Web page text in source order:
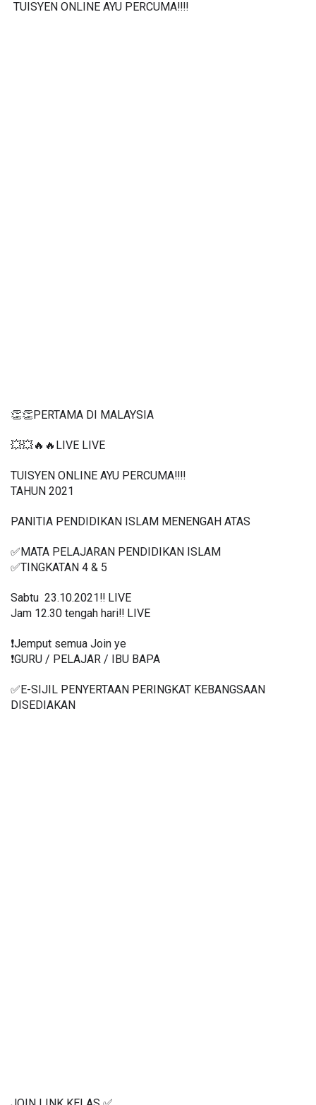
TUISYEN ONLINE AYU PERCUMA‼️‼️
👏👏PERTAMA DI MALAYSIA
💥💥🔥🔥LIVE LIVE
TUISYEN ONLINE AYU PERCUMA‼️‼️
TAHUN 2021
PANITIA PENDIDIKAN ISLAM MENENGAH ATAS
✅MATA PELAJARAN PENDIDIKAN ISLAM
✅TINGKATAN 4 & 5
Sabtu  23.10.2021‼️ LIVE
Jam 12.30 tengah hari‼️ LIVE
❗️Jemput semua Join ye
❗️GURU / PELAJAR / IBU BAPA
✅E-SIJIL PENYERTAAN PERINGKAT KEBANGSAAN
DISEDIAKAN